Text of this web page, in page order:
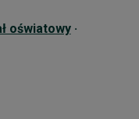
oświatowy·